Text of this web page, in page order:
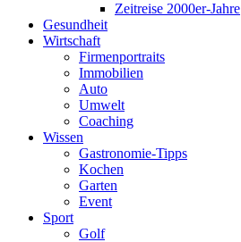
Zeitreise 2000er-Jahre
Gesundheit
Wirtschaft
Firmenportraits
Immobilien
Auto
Umwelt
Coaching
Wissen
Gastronomie-Tipps
Kochen
Garten
Event
Sport
Golf